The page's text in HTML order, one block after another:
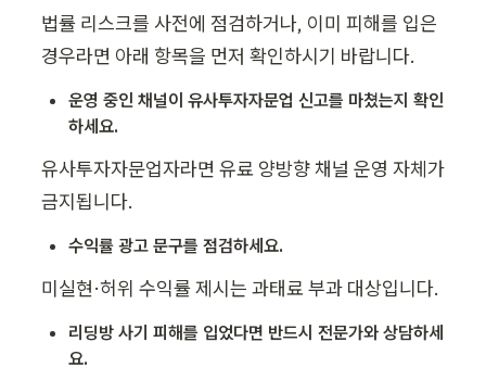
법률 리스크를 사전에 점검하거나, 이미 피해를 입은
경우라면 아래 항목을 먼저 확인하시기 바랍니다.
운영 중인 채널이 유사투자자문업 신고를 마쳤는지 확인
하세요.
유사투자자문업자라면 유료 양방향 채널 운영 자체가
금지됩니다.
수익률 광고 문구를 점검하세요.
미실현·허위 수익률 제시는 과태료 부과 대상입니다.
리딩방 사기 피해를 입었다면 반드시 전문가와 상담하세
요.